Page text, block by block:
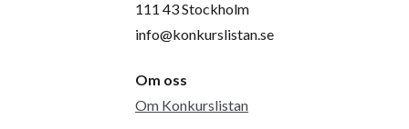
111 43 Stockholm
info@konkurslistan.se
Om oss
Om Konkurslistan